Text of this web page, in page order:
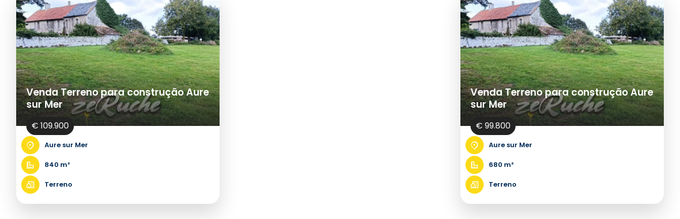
Venda Terreno para construção Aure
sur Mer
€ 109.900
Aure sur Mer
840 m²
Terreno
Venda Terreno para construção Aure
sur Mer
€ 99.800
Aure sur Mer
680 m²
Terreno